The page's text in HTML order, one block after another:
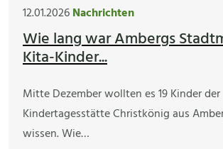
12.01.2026Nachrichten
Wie lang war Ambergs
Kita-Kinder...
Mitte Dezember wollten es 19 Kinder der
Kindertagesstätte Christkönig aus
wissen. Wie…